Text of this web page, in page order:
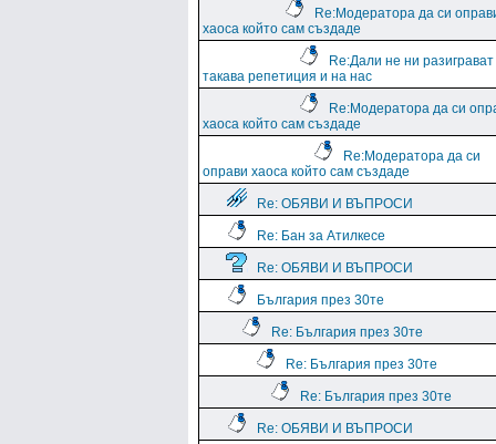
Re:Модератора да си
хаоса който сам създаде
Re:Дали не ни разиграват
такава репетиция и на нас
Re:Модератора да си
хаоса който сам създаде
Re:Модератора да си
оправи хаоса който сам създаде
Re: ОБЯВИ И ВЪПРОСИ
Re: Бан за Атилкесе
Re: ОБЯВИ И ВЪПРОСИ
България през 30те
Re: България през 30те
Re: България през 30те
Re: България през 30те
Re: ОБЯВИ И ВЪПРОСИ